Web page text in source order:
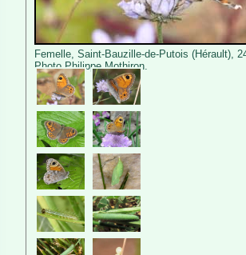
Femelle, Saint-Bauzille-de-Putois (Hérault),
Photo Philippe Mothiron.